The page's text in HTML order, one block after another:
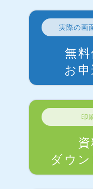
実際の画
無料
お
印
ダウ